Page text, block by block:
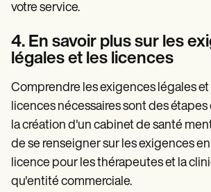
votre service.
4. En savoir plus sur les
légales et les licences
Comprendre les exigences légales
licences nécessaires sont des
la création d'un cabinet de santé
de se renseigner sur les exigences
licence pour les thérapeutes et la
qu'entité commerciale.